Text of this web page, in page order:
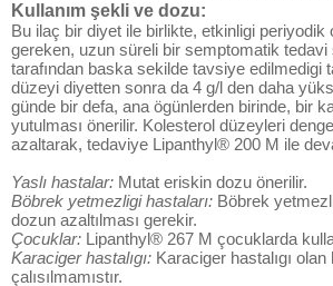
Kullanım şekli ve dozu:
Bu ilaç bir diyet ile birlikte, etkinligi periyodik
gereken, uzun süreli bir semptomatik tedavi
tarafından baska sekilde tavsiye edilmedigi
düzeyi diyetten sonra da 4 g/l den daha
günde bir defa, ana ögünlerden birinde, bir
yutulması önerilir. Kolesterol düzeyleri
azaltarak, tedaviye Lipanthyl® 200 M ile
Yaslı hastalar: Mutat eriskin dozu önerilir.
Böbrek yetmezligi hastaları: Böbrek
dozun azaltılması gerekir.
Çocuklar: Lipanthyl® 267 M çocuklarda
Karaciger hastalıgı: Karaciger hastalıgı
çalısılmamıstır.